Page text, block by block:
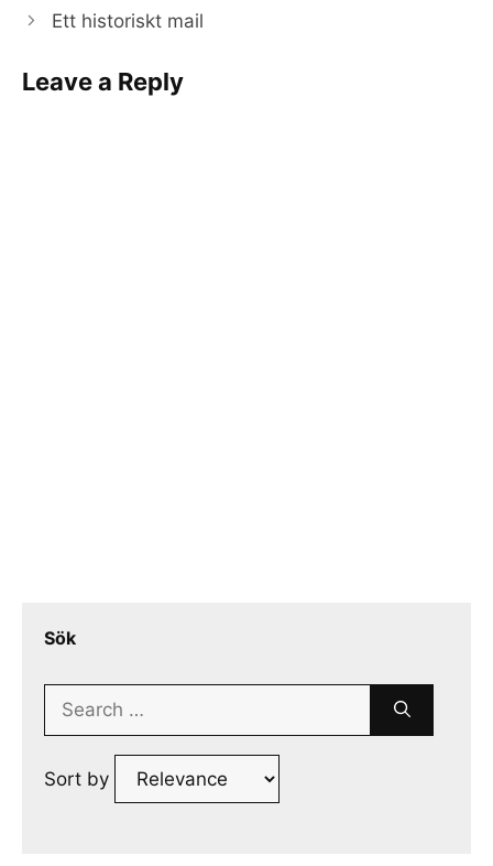
Ett historiskt mail
Leave a Reply
Sök
Search
Sort by